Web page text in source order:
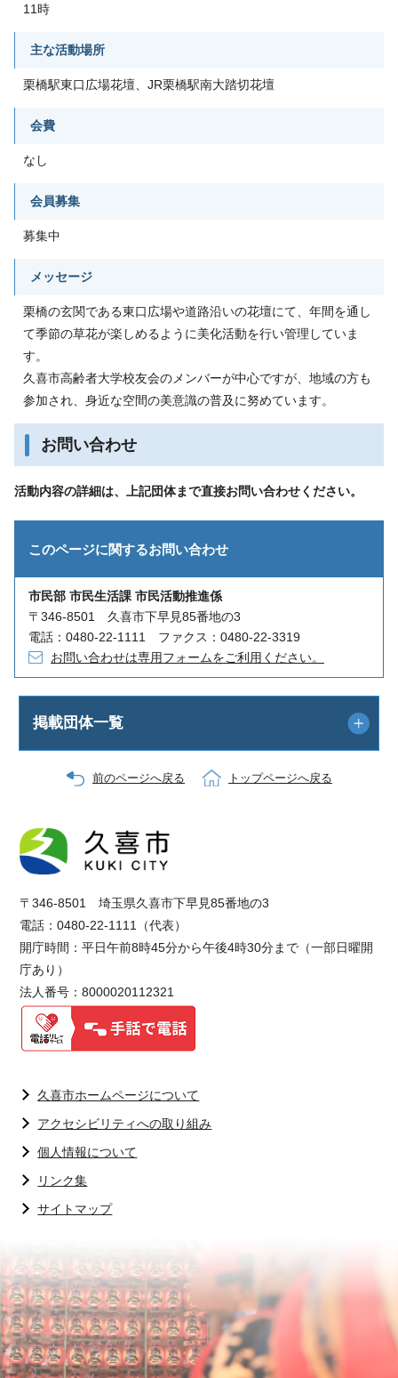
11時
主な活動場所
栗橋駅東口広場花壇、JR栗橋駅南大踏切花壇
会費
なし
会員募集
募集中
メッセージ
栗橋の玄関である東口広場や道路沿いの花壇にて、年間を通し
て季節の草花が楽しめるように美化活動を行い管理していま
す。
久喜市高齢者大学校友会のメンバーが中心ですが、地域の方も
参加され、身近な空間の美意識の普及に努めています。
お問い合わせ
活動内容の詳細は、上記団体まで直接お問い合わせください。
このページに関するお問い合わせ
市民部 市民生活課 市民活動推進係
〒346-8501 久喜市下早見85番地の3
電話：0480-22-1111 ファクス：0480-22-3319
お問い合わせは専用フォームをご利用ください。
掲載団体一覧
前のページへ戻る トップページへ戻る
〒346-8501 埼玉県久喜市下早見85番地の3
電話：0480-22-1111（代表）
開庁時間：平日午前8時45分から午後4時30分まで（一部日曜開
庁あり）
法人番号：8000020112321
久喜市ホームページについて
アクセシビリティへの取り組み
個人情報について
リンク集
サイトマップ